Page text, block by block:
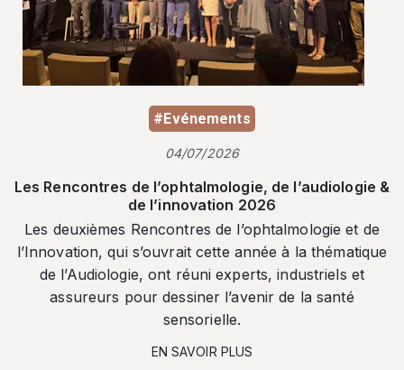
#Evénements
04/07/2026
Les Rencontres de l’ophtalmologie, de l’audiologie &
de l’innovation 2026
Les deuxièmes Rencontres de l’ophtalmologie et de
l’Innovation, qui s’ouvrait cette année à la thématique
de l’Audiologie, ont réuni experts, industriels et
assureurs pour dessiner l’avenir de la santé
sensorielle.
EN SAVOIR PLUS